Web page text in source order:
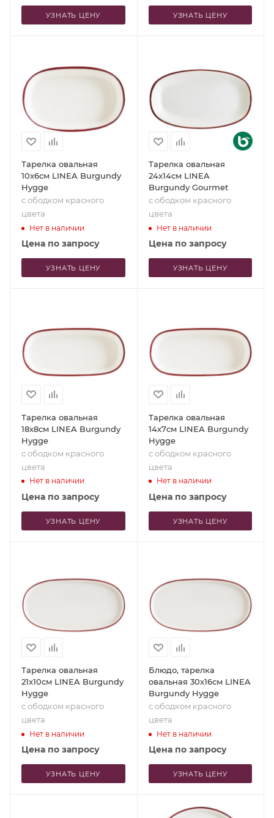
УЗНАТЬ ЦЕНУ УЗНАТЬ ЦЕНУ
Тарелка овальная
10x6см LINEA Burgundy
Hygge
с ободком красного
цвета
Нет в наличии
Цена по запросу
УЗНАТЬ ЦЕНУ
Тарелка овальная
24x14см LINEA
Burgundy Gourmet
с ободком красного
цвета
Нет в наличии
Цена по запросу
УЗНАТЬ ЦЕНУ
Тарелка овальная
18x8см LINEA Burgundy
Hygge
с ободком красного
цвета
Нет в наличии
Цена по запросу
УЗНАТЬ ЦЕНУ
Тарелка овальная
14x7см LINEA Burgundy
Hygge
с ободком красного
цвета
Нет в наличии
Цена по запросу
УЗНАТЬ ЦЕНУ
Тарелка овальная
21x10см LINEA Burgundy
Hygge
с ободком красного
цвета
Нет в наличии
Цена по запросу
УЗНАТЬ ЦЕНУ
Блюдо, тарелка
овальная 30x16см LINEA
Burgundy Hygge
с ободком красного
цвета
Нет в наличии
Цена по запросу
УЗНАТЬ ЦЕНУ